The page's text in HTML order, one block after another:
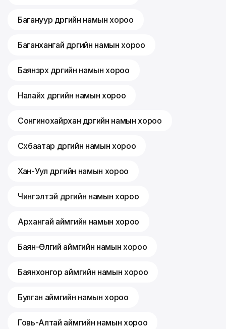
Багануур дүүргийн намын хороо
Баганхангай дүүргийн намын хороо
Баянзүрх дүүргийн намын хороо
Налайх дүүргийн намын хороо
Сонгинохайрхан дүүргийн намын хороо
Сүхбаатар дүүргийн намын хороо
Хан-Уул дүүргийн намын хороо
Чингэлтэй дүүргийн намын хороо
Архангай аймгийн намын хороо
Баян-Өлгий аймгийн намын хороо
Баянхонгор аймгийн намын хороо
Булган аймгийн намын хороо
Говь-Алтай аймгийн намын хороо